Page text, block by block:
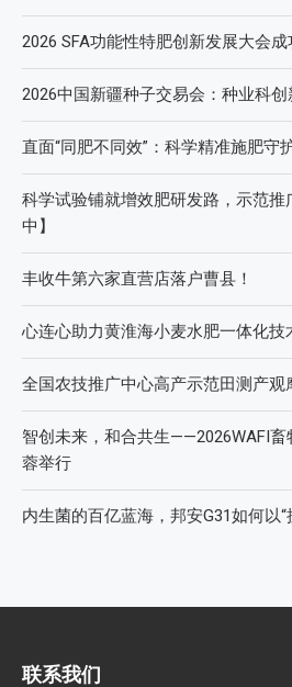
2026 SFA功能性特肥创新发展大会
2026中国新疆种子交易会：种业科
直面“同肥不同效”：科学精准施肥守
科学试验铺就增效肥研发路，示范
中】
丰收牛第六家直营店落户曹县！
心连心助力黄淮海小麦水肥一体化技
全国农技推广中心高产示范田测产观
智创未来，和合共生——2026WAFI
蓉举行
内生菌的百亿蓝海，邦安G31如何以“
联系我们